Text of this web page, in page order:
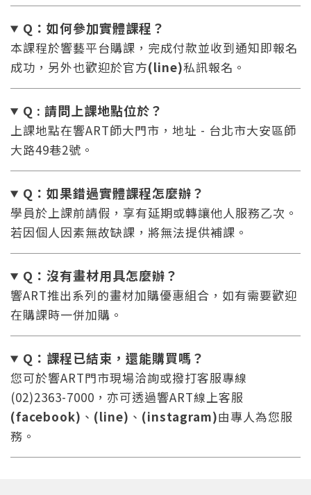
Q：如何參加實體課程？
本課程於響藝平台購課，完成付款並收到通知即報名
成功，另外也歡迎於官方(line)私訊報名。
Q : 請問上課地點位於？
上課地點在響ART師大門市，地址 - 台北市大安區師
大路49巷2號。
Q：如果錯過實體課程怎麼辦？
學員於上課前請假，享有延期或轉讓他人服務乙次。
若因個人因素無故缺課，將無法提供補課。
Q：沒有畫材用具怎麼辦？
響ART推出系列的畫材加購優惠組合，如有需要歡迎
在購課時一併加購。
Q：課程已結束，還能購買嗎？
您可於響ART門市現場洽詢或撥打客服專線
(02)2363-7000，亦可透過響ART線上客服
(facebook) 、 (line) 、 (instagram)由專人為您服
務。